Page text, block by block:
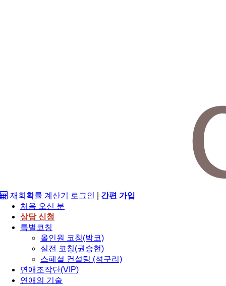
재회확률 계산기 로그인
간편 가입
처음 오신 분
상담 신청
특별코칭
올인원 코칭(박코)
실전 코칭(권승현)
스페셜 컨설팅 (석구리)
연애조작단(VIP)
연애의 기술